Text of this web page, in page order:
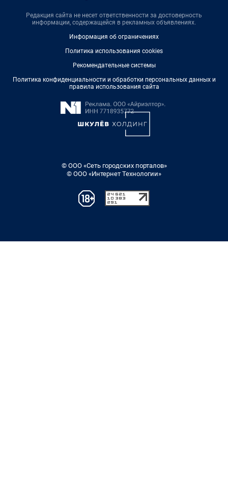
Редакция сайта не несет ответственности за достоверность
информации, содержащейся в рекламных объявлениях.
Информация об ограничениях
Политика использования cookies
Рекомендательные системы
Политика конфиденциальности и обработки персональных данных и
правила использования сайта
© ООО «Сеть городских порталов»
© ООО «Интернет Технологии»